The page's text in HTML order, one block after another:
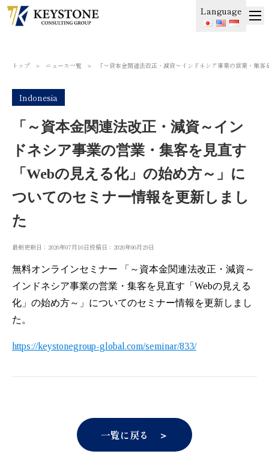
Language
トップ ＞ ニュース一覧 ＞ 「～資本金関連法改正・減資～インドネシア事業の営業・集
Indonesia
「～資本金関連法改正・減資～イン
ドネシア事業の営業・集客を見直す
「Webの見える化」の始め方～」に
ついてのセミナー情報を更新しまし
た
最新更新日：2026年07月16日投稿日：2026年06月29日
無料オンラインセミナー 「～資本金関連法改正・減資～
インドネシア事業の営業・集客を見直す「Webの見える
化」の始め方～」についてのセミナー情報を更新しまし
た。
https://keystonegroup-global.com/seminar/833/
一覧に戻る ＞